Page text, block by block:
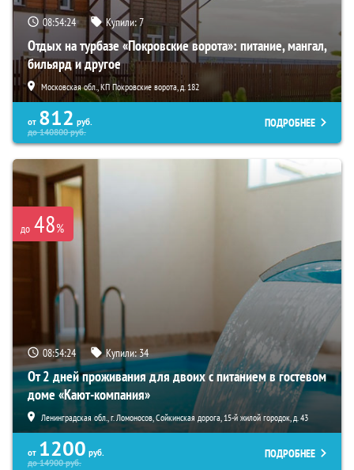
08:54:23 Купили:7
Отдых на турбазе «Покровские ворота»: питание, мангал,
бильярд и другое
Московская обл., КП Покровские ворота, д. 182
от 812 руб.
до140800руб.
ПОДРОБНЕЕ
до 48%
08:54:23 Купили:34
От 2 дней проживания для двоих с питанием в гостевом
доме «Кают-компания»
Ленинградская обл., г. Ломоносов, Сойкинская дорога, 15-й жилой городок, д. 43
от 1200 руб.
до14900руб.
ПОДРОБНЕЕ